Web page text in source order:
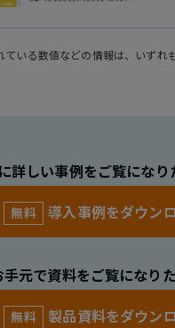
いる数値などの情報は、いずれ
詳しい事例をご覧になり
無料 導入事例をダウン
手元で資料をご覧になり
無料 製品資料をダウン